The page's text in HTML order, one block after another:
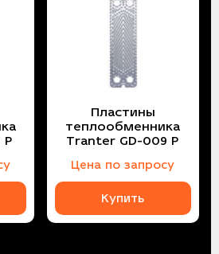
P
Пластины
теплообменника
Tranter GD-009 P
Цена по запросу
Купить